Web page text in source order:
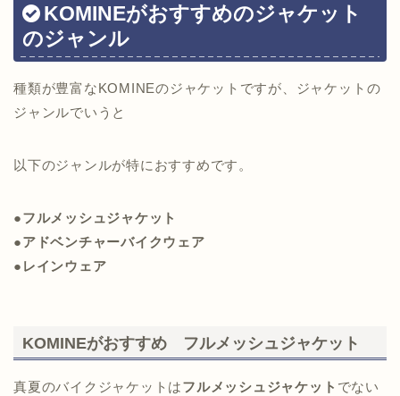
KOMINEがおすすめのジャケット
のジャンル
種類が豊富なKOMINEのジャケットですが、ジャケットの
ジャンルでいうと
以下のジャンルが特におすすめです。
●フルメッシュジャケット
●アドベンチャーバイクウェア
●レインウェア
KOMINEがおすすめ フルメッシュジャケット
真夏のバイクジャケットはフルメッシュジャケット でない